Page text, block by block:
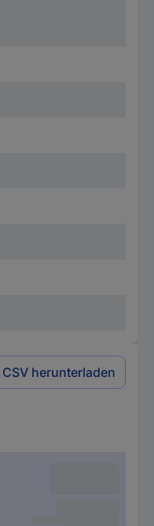
CSV herunterladen